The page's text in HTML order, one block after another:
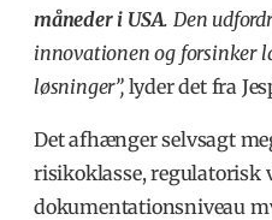
måneder i USA. Den
innovationen og forsinker
løsninger”,lyder det fra
Det afhænger selvsagt
risikoklasse, regulatorisk
dokumentationsniveau